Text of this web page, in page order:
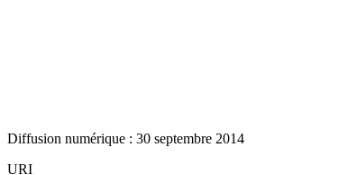
Diffusion numérique : 30 septembre 2014
URI